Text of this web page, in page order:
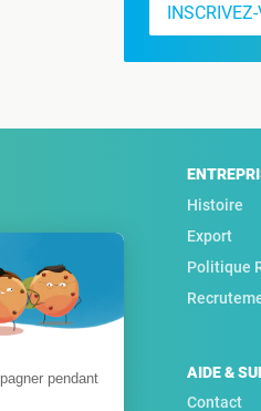
Histoire
Export
Politique
AIDE &
Contact